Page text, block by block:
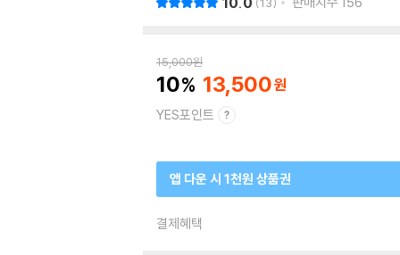
15,000원
10 13,500
YES포인트
앱 다운 시 1천원 상품권
결제혜택